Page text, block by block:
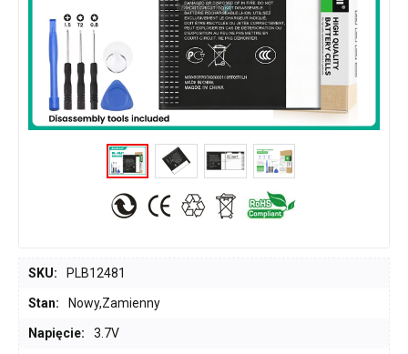
SKU: PLB12481
Stan: Nowy,Zamienny
Napięcie: 3.7V